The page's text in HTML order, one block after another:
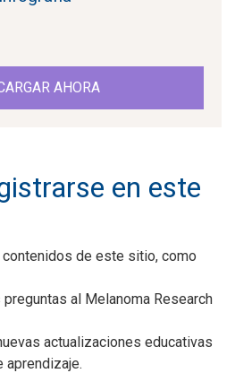
AHORA
en este
de este sitio, como
al Melanoma Research
actualizaciones educativas
aprendizaje.